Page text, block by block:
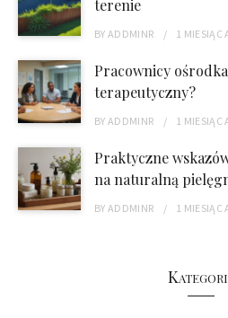
terenie
BYADDMINR 1 MIESIĄC
Pracownicy
terapeutyczny?
BYADDMINR 1 MIESIĄC
Praktyczne
na naturalną
BYADDMINR 1 MIESIĄC